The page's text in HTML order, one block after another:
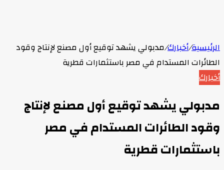
الرئيسية/أخبارك/مدبولي يشهد توقيع أول مصنع لإنتاج وقود
الطائرات المستدام في مصر باستثمارات قطرية
أخبارك
مدبولي يشهد توقيع أول مصنع لإنتاج
وقود الطائرات المستدام في مصر
باستثمارات قطرية